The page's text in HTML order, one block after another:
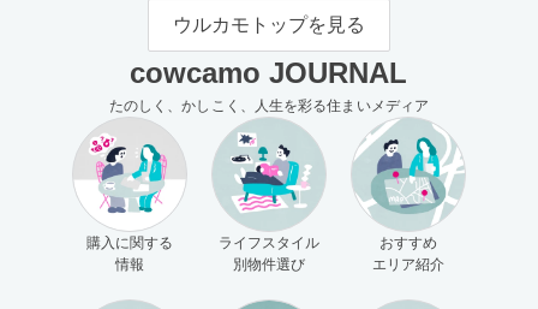
主さま向け）
ウルカモトップを見る
cowcamo JOURNAL
たのしく、かしこく、人生を彩る住まいメディア
購入に関する
情報
ライフスタイル
別物件選び
おすすめ
エリア紹介